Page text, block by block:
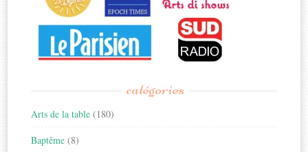
catégories
Arts de la table (180)
Baptême (8)